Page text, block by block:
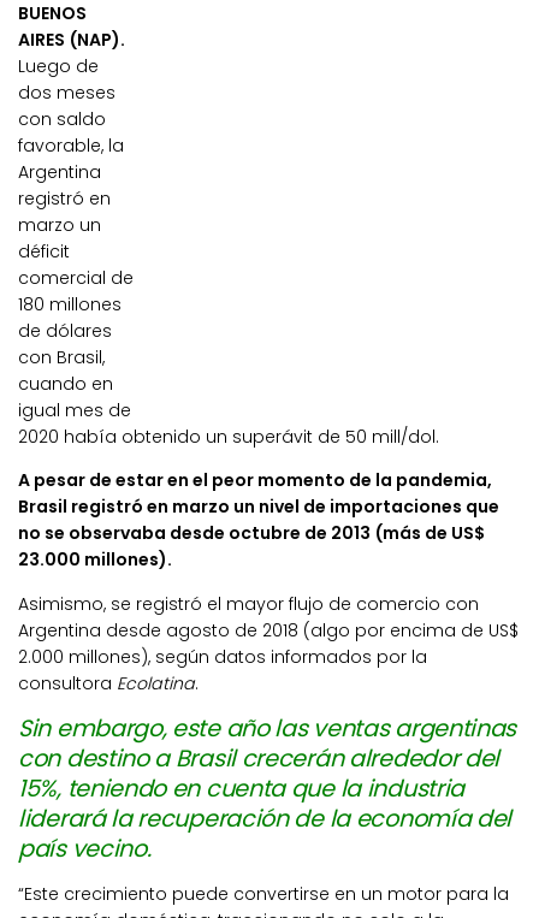
BUENOS
AIRES (NAP).
Luego de
dos meses
con saldo
favorable, la
Argentina
registró en
marzo un
déficit
comercial de
180 millones
de dólares
con Brasil,
cuando en
igual mes de
2020 había obtenido un superávit de 50 mill/dol.
A pesar de estar en el peor momento de la pandemia,
Brasil registró en marzo un nivel de importaciones que
no se observaba desde octubre de 2013 (más de US$
23.000 millones).
Asimismo, se registró el mayor flujo de comercio con
Argentina desde agosto de 2018 (algo por encima de US$
2.000 millones), según datos informados por la
consultora Ecolatina.
Sin embargo, este año las ventas argentinas
con destino a Brasil crecerán alrededor del
15%, teniendo en cuenta que la industria
liderará la recuperación de la economía del
país vecino.
“Este crecimiento puede convertirse en un motor para la